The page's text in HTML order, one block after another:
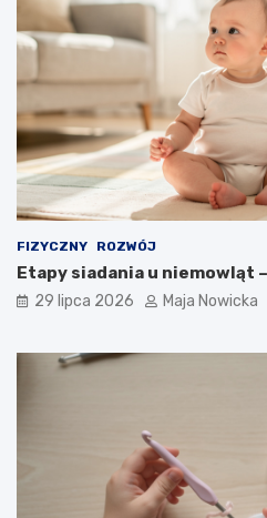
FIZYCZNY ROZWÓJ
Etapy siadania u niemowląt
29 lipca 2026 Maja Nowicka